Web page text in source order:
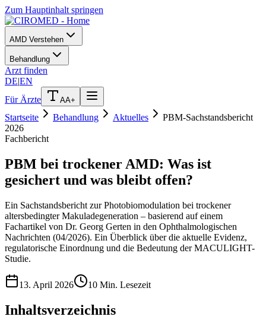
Zum Hauptinhalt springen
AMD Verstehen
Behandlung
Arzt finden
DE|EN
Für Ärzte
AA+
Startseite Behandlung Aktuelles
PBM-Sachstandsbericht
2026
Fachbericht
PBM bei trockener AMD: Was ist
gesichert und was bleibt offen?
Ein Sachstandsbericht zur Photobiomodulation bei trockener
altersbedingter Makuladegeneration – basierend auf einem
Fachartikel von Dr. Georg Gerten in den Ophthalmologischen
Nachrichten (04/2026). Ein Überblick über die aktuelle Evidenz,
regulatorische Einordnung und die Bedeutung der MACULIGHT-
Studie.
13. April 2026 10 Min. Lesezeit
Inhaltsverzeichnis